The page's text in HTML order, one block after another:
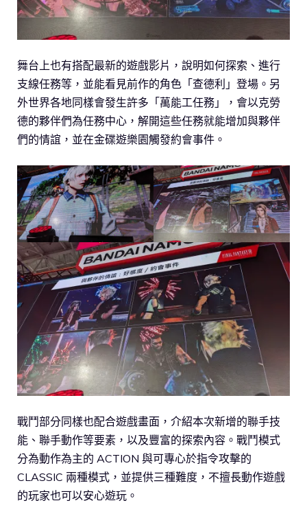
舞台上也有搭配最新的遊戲影片，說明如何探索、進行
支線任務等，並能看見前作的角色「查德利」登場。另
外世界各地同樣會發生許多「萬能工任務」，會以克勞
德的夥伴們為任務中心，解開這些任務就能增加與夥伴
們的情誼，並在金碟遊樂園觸發約會事件。
戰鬥部分同樣也配合遊戲畫面，介紹本次新增的聯手技
能、聯手動作等要素，以及豐富的探索內容。戰鬥模式
分為動作為主的 ACTION 與可專心於指令攻擊的
CLASSIC 兩種模式，並提供三種難度，不擅長動作遊戲
的玩家也可以安心遊玩。